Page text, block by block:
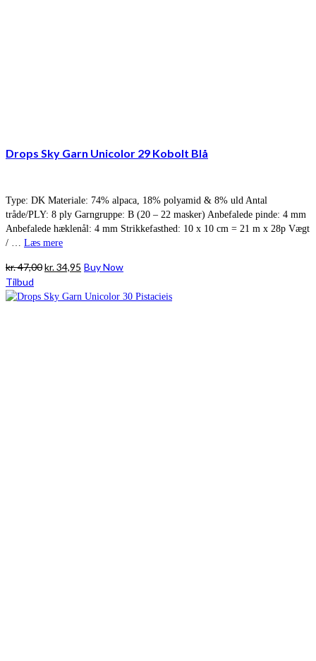
Drops Sky Garn Unicolor 29 Kobolt Blå
Type: DK Materiale: 74% alpaca, 18% polyamid & 8% uld Antal
tråde/PLY: 8 ply Garngruppe: B (20 – 22 masker) Anbefalede pinde: 4 mm
Anbefalede hæklenål: 4 mm Strikkefasthed: 10 x 10 cm = 21 m x 28p Vægt
/ … Læs mere
kr.47,00Den
pris
kr.34,95 Den
pris
Buy Now
Tilbud